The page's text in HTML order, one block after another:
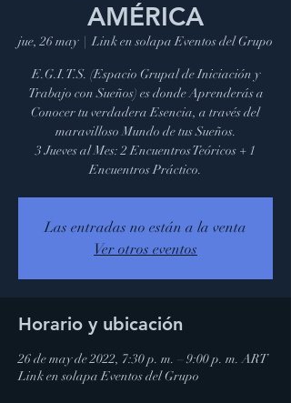
AMÉRICA
jue, 26 may
  |
Link en solapa Eventos del Grupo
E.G.I.T.S. (Espacio Grupal de Iniciación y
Trabajo con Sueños) es donde Aprenderás a
Conocer tu verdadera Esencia, a través del
maravilloso Mundo de tus Sueños.
3 Jueves al Mes: 2 Encuentros Teóricos + 1
Encuentros Práctico.
Las entradas no están a la venta
Ver otros eventos
Horario y ubicación
26 de may de 2022, 7:30 p. m. – 9:00 p. m. ART
Link en solapa Eventos del Grupo